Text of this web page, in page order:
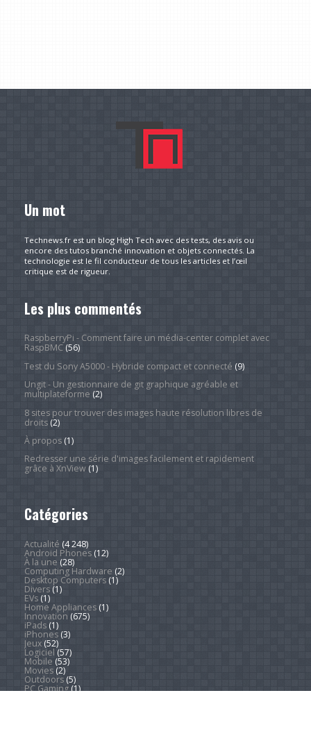
Un mot
Technews.fr est un blog High Tech avec des tests, des avis ou
encore des tutos branché innovation et objets connectés. La
technologie est le fil conducteur de tous les articles et l’œil
critique est de rigueur.
Les plus commentés
RaspberryPi - Comment faire un média-center complet avec
RaspBMC(56)
Test du Sony A5000 - Hybride compact et connecté (9)
Ungit - Un gestionnaire de git graphique agréable et
multiplateforme (2)
8 sites pour trouver des images haute résolution libres de
droits(2)
À propos(1)
Redresser une série d'images facilement et rapidement
grâce à XnView(1)
Catégories
Actualité (4 248)
Android Phones(12)
À la une (28)
Computing Hardware (2)
Desktop Computers(1)
Divers(1)
EVs(1)
Home Appliances(1)
Innovation (675)
iPads(1)
iPhones(3)
Jeux(52)
Logiciel (57)
Mobile (53)
Movies(2)
Outdoors(5)
PC Gaming(1)